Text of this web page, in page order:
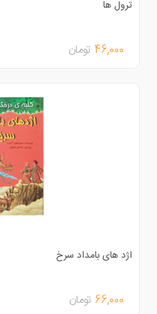
ها
46,000تومان
های بامداد سرخ
66,000 تومان